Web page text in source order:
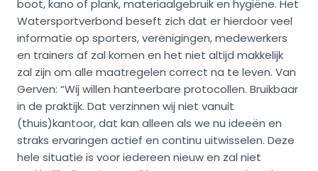
boot, kano of plank, materiaalgebruik en hygiëne. Het
Watersportverbond beseft zich dat er hierdoor veel
informatie op sporters, verenigingen, medewerkers
en trainers af zal komen en het niet altijd makkelijk
zal zijn om alle maatregelen correct na te leven. Van
Gerven: “Wij willen hanteerbare protocollen. Bruikbaar
in de praktijk. Dat verzinnen wij niet vanuit
(thuis)kantoor, dat kan alleen als we nu ideeën en
straks ervaringen actief en continu uitwisselen. Deze
hele situatie is voor iedereen nieuw en zal niet